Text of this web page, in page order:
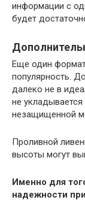
информации с
будет
Еще один
популярность.
далеко не в
не
незащищенной
Проливной
высоты могут
Именно для
надежности